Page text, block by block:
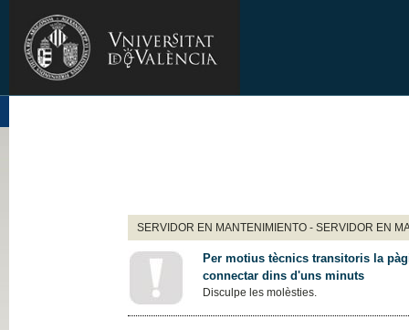
SERVIDOR EN MANTENIMIENTO - SERVIDOR EN
Per motius tècnics transitoris la
connectar dins d'uns minuts
Disculpe les molèsties.